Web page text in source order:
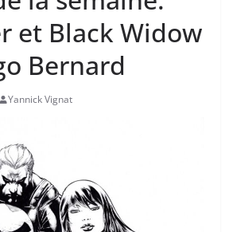
et Black Widow
Bernard
Yannick Vignat